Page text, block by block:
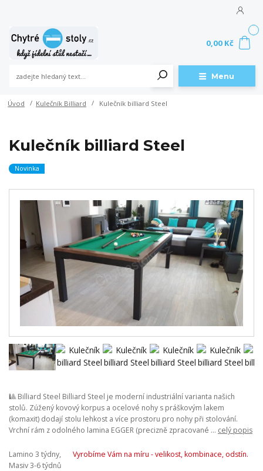
Menu
0,00 Kč
Úvod Kulečník Billiard Kulečník billiard Steel
Kulečník billiard Steel
Novinka
🎱 Billiard Steel Billiard Steel je moderní industriální varianta našich
stolů. Zúžený kovový korpus a ocelové nohy s práškovým lakem
(komaxit) dodají stolu lehkost a více prostoru pro nohy při stolování.
Vrchní rám z odolného lamina EGGER (precizně zpracované ... celý popis
Lamino 3 týdny,
Masiv 3-6 týdnů
Vyrobíme Vám na míru - velikost, kombinace, odstín.